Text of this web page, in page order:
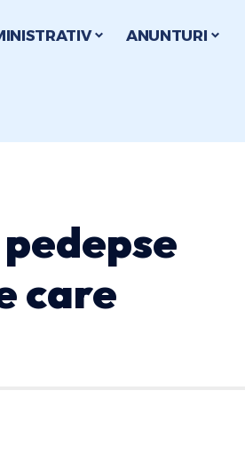
ANUNTURI
care